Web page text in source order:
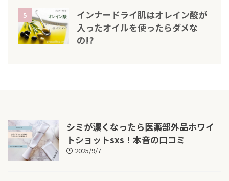
5
インナードライ肌はオレイン酸が
入ったオイルを使ったらダメな
の!?
シミが濃くなったら医薬部外品ホワイ
トショットsxs！本音の口コミ
2025/9/7